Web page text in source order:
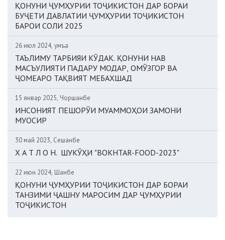
ҚОНУНИ ҶУМҲУРИИ ТОҶИКИСТОН ДАР БОРАИ
БУҶЕТИ ДАВЛАТИИ ҶУМҲУРИИ ТОҶИКИСТОН
БАРОИ СОЛИ 2025
26 июл 2024, Ҷумъа
ТАЪЛИМУ ТАРБИЯИ КӮДАК. ҚОНУНИ НАВ
МАСЪУЛИЯТИ ПАДАРУ МОДАР, ОМӮЗГОР ВА
ҶОМЕАРО ТАҚВИЯТ МЕБАХШАД
15 январ 2025, Чоршанбе
ИНСОНИЯТ ПЕШОРӮИ МУАММОҲОИ ЗАМОНИ
МУОСИР
30 май 2023, Сешанбе
Х А Т Л О Н. ШУКӮҲИ "BOKHTAR-FOOD-2023"
22 июн 2024, Шанбе
ҚОНУНИ ҶУМҲУРИИ ТОҶИКИСТОН ДАР БОРАИ
ТАНЗИМИ ҶАШНУ МАРОСИМ ДАР ҶУМҲУРИИ
ТОҶИКИСТОН